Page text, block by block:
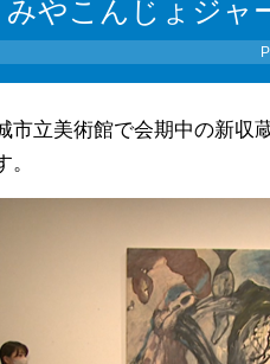
みやこんじょジャ
市立美術館で会期中の新収
。